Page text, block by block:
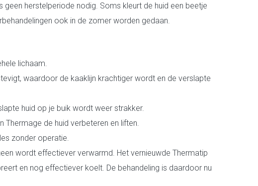
herstelperiode nodig. Soms kleurt de huid een beetje
ook in de zomer worden gedaan.
lichaam.
waardoor de kaaklijn krachtiger wordt en de verslapte
huid op je buik wordt weer strakker.
Thermage de huid verbeteren en liften.
zonder operatie.
wordt effectiever verwarmd. Het vernieuwde Thermatip
en nog effectiever koelt. De behandeling is daardoor nu